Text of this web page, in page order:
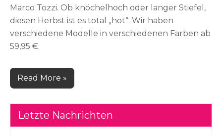
Marco Tozzi. Ob knöchelhoch oder langer Stiefel,
diesen Herbst ist es total „hot“. Wir haben
verschiedene Modelle in verschiedenen Farben ab
59,95 €.
Read More »
Letzte Nachrichten